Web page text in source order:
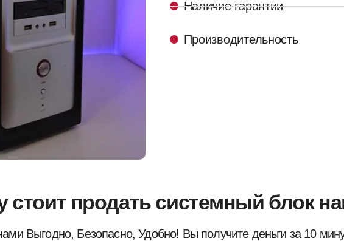
Наличие гарантии
Производительность
стоит продать системный блок
Выгодно, Безопасно, Удобно! Вы получите деньги за 10